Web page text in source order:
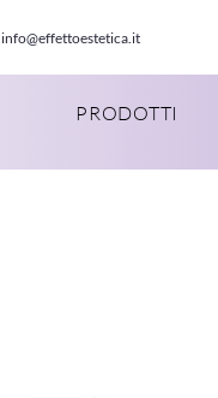
info@effettoestetica.it
PRODOTTI